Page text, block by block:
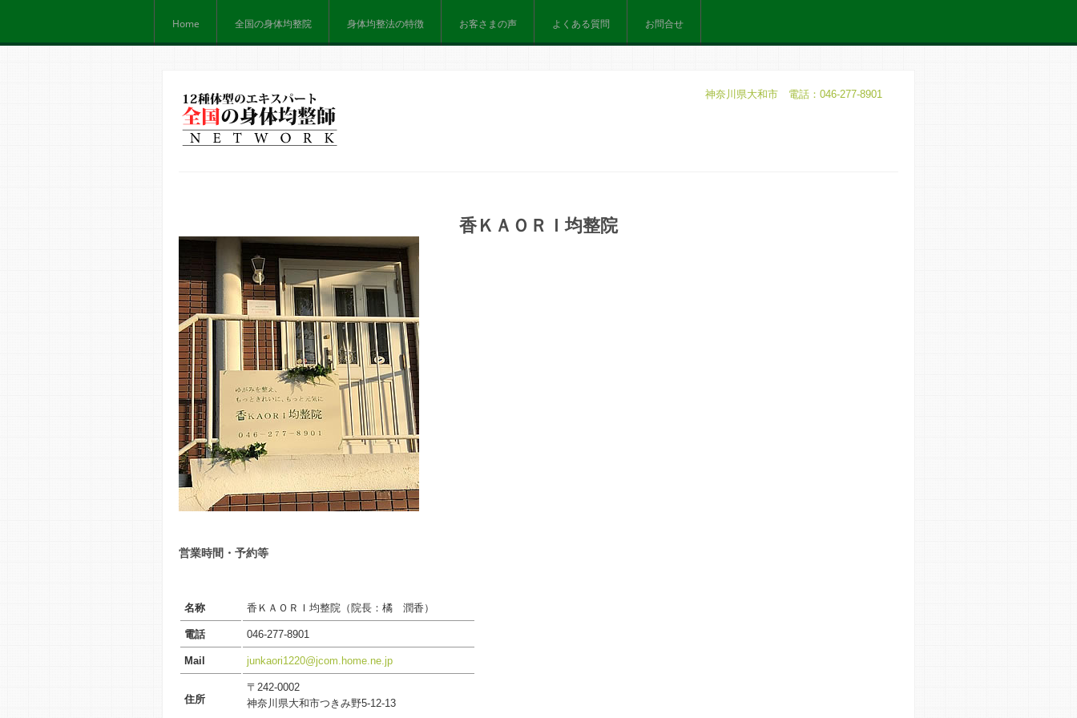
Home 全国の身体均整院 身体均整法の特徴 お客さまの声 よくある質問 お問合せ
神奈川県大和市 電話：046-277-8901
香ＫＡＯＲＩ均整院
営業時間・予約等
名称 香ＫＡＯＲＩ均整院（院長：橘 潤香）
電話 046-277-8901
Mail junkaori1220@jcom.home.ne.jp
住所
〒242-0002
神奈川県大和市つきみ野5-12-13